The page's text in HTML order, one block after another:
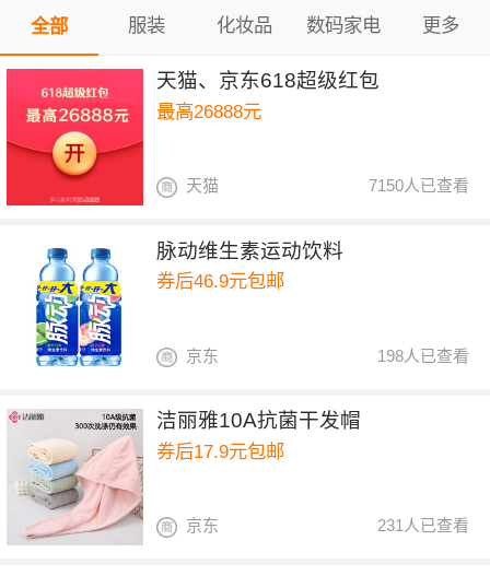
全部 服装 化妆品 数码家电 更多
天猫、京东618超级红包
最高26888元
7150人已查看
天猫
脉动维生素运动饮料
券后46.9元包邮
198人已查看
京东
洁丽雅10A抗菌干发帽
券后17.9元包邮
231人已查看
京东